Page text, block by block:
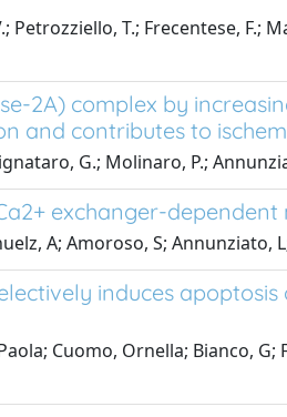
T.; Frecentese, F.;
2A) complex by
and contributes to
G.; Molinaro, P.;
exchanger-dependent
A; Amoroso, S; Annunziato,
induces
Cuomo, Ornella; Bianco,